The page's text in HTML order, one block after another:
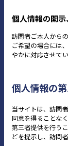
個人情報の開
訪問者ご本人から
ご希望の場合には
やかに対応させて
個人情報の
当サイトは、訪問
同意を得ることな
第三者提供を行う
どを提示し、訪問